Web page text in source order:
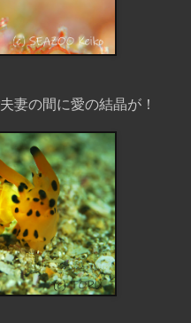
妻の間に愛の結晶が！